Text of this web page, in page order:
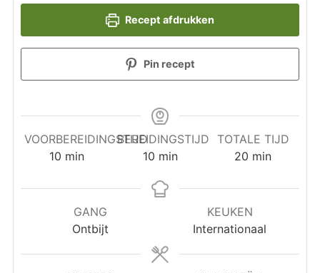
Recept afdrukken
Pin recept
VOORBEREIDINGSTIJD
10 minuten
min
BEREIDINGSTIJD
10minuten
min
TOTALE TIJD
20 minuten
min
GANG
Ontbijt
KEUKEN
Internationaal